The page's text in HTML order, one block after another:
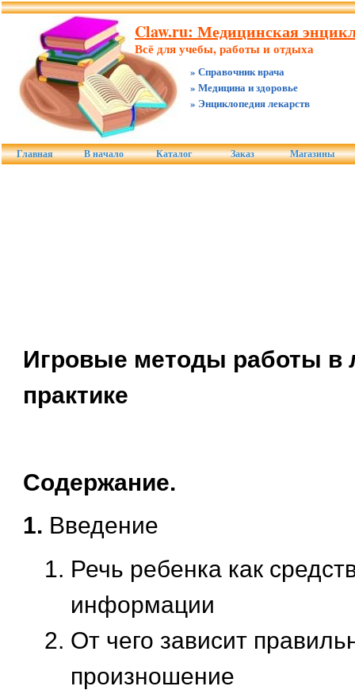
Claw.ru: Медицинская
Всё для учебы, работы и отдыха
» Справочник врача
» Медицина и здоровье
» Энциклопедия лекарств
Главная В начало Каталог Заказ Магазины
Игровые методы работы в
практике
Содержание.
1. Введение
Речь ребенка как
информации
От чего зависит
произношение